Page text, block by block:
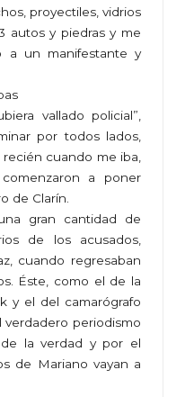
proyectiles, vidrios
autos y piedras y me
a un manifestante y
vallado policial”,
por todos lados,
cuando me iba,
a poner
de Clarín.
gran cantidad de
de los acusados,
cuando regresaban
Éste, como el de la
y el del camarógrafo
verdadero periodismo
la verdad y por el
de Mariano vayan a